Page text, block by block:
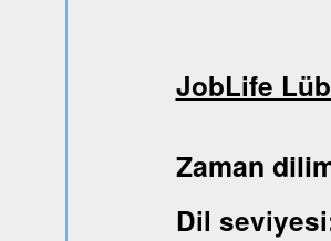
JobLife
Zaman
Dil